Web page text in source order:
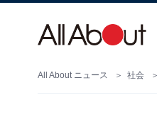
All About ニュース 社会